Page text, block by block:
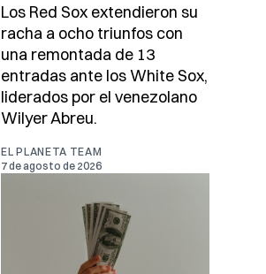
Los Red Sox extendieron su
racha a ocho triunfos con
una remontada de 13
entradas ante los White Sox,
liderados por el venezolano
Wilyer Abreu.
EL PLANETA TEAM
7 de agosto de 2026